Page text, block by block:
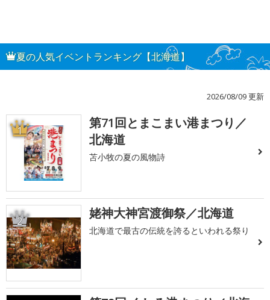
夏の人気イベントランキング【北海道】
2026/08/09 更新
1
第71回とまこまい港まつり／
北海道
苫小牧の夏の風物詩
2 姥神大神宮渡御祭／北海道
北海道で最古の伝統を誇るといわれる祭り